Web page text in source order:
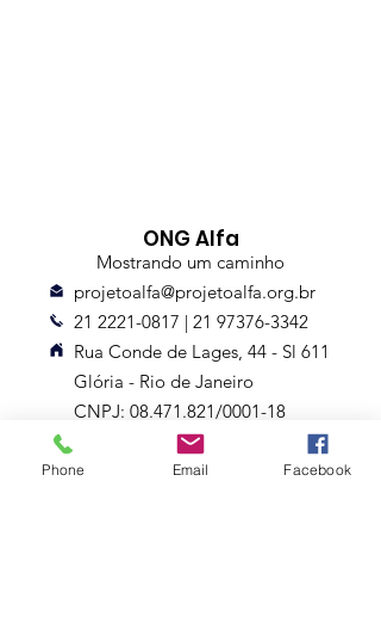
ONG Alfa
Mostrando um caminho
projetoalfa@projetoalfa.org.br
21 2221-0817 | 21 97376-3342
Rua Conde de Lages, 44 - Sl 611
Glória - Rio de Janeiro
CNPJ: 08.471.821/0001-18
Entrega até 10 dias
Phone Email Facebook